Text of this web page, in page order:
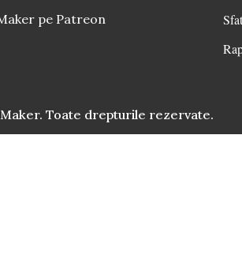
pe Patreon
Toate drepturile rezervate.